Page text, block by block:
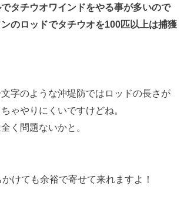
タチウオワインドをやる事が多いので
のロッドでタチウオを100匹以上は捕獲
字のような沖堤防ではロッドの長さが
ゃやりにくいですけどね。
く問題ないかと。
けても余裕で寄せて来れますよ！